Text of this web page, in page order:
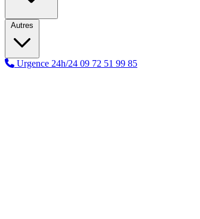
Autres
Urgence 24h/24 09 72 51 99 85